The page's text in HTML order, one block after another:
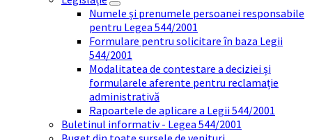
Numele și prenumele persoanei responsabile
pentru Legea 544/2001
Formulare pentru solicitare în baza Legii
544/2001
Modalitatea de contestare a deciziei și
formularele aferente pentru reclamație
administrativă
Rapoartele de aplicare a Legii 544/2001
Buletinul informativ - Legea 544/2001